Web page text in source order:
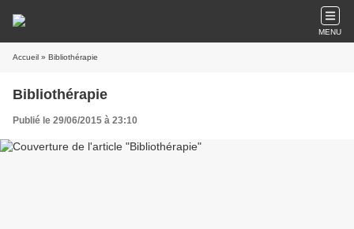
MENU
Accueil » Bibliothérapie
Bibliothérapie
Publié le 29/06/2015 à 23:10